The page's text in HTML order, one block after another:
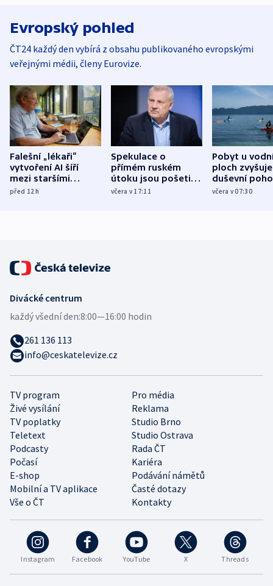
Evropský pohled
ČT24 každý den vybírá z obsahu publikovaného evropskými
veřejnými médii, členy Eurovize.
Falešní „lékaři“
vytvoření AI šíří
mezi staršími
Poláky nebezpečné
před 12h
Spekulace o
přímém ruském
útoku jsou pošetilé,
míní estonský
včera v 17:11
Pobyt u
ploch zvyšuje
duševní
ukázala
včera v 07:30
Instagram Facebook YouTube X Threads
TV program
Pro média
Živé vysílání
Reklama
TV poplatky
Studio Brno
Teletext
Studio Ostrava
Podcasty
Rada ČT
Počasí
Kariéra
E-shop
Podávání námětů
Mobilní a TV aplikace
Časté dotazy
Vše o ČT
Kontakty
Divácké centrum
každý všední den:8:00—16:00 hodin
261 136 113
info@ceskatelevize.cz